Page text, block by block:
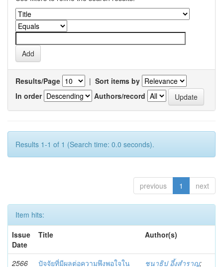
Results/Page | Sort items by
In order
Authors/record
Results 1-1 of 1 (Search time: 0.0 seconds).
previous 1 next
Item hits:
Issue
Date
Title Author(s)
2566
ปัจจัยที่มีผลต่อความพึงพอใจใน
ชนาธิป อึ้งสำราญ;